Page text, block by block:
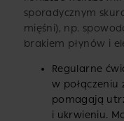
sporadycznym
mięśni), np.
brakiem płynów i
Regularne
w połączeniu
pomagają
i ukrwieniu.